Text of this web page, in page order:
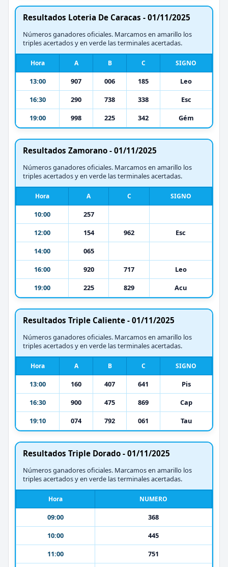
Resultados Loteria De Caracas - 01/11/2025
Números ganadores oficiales. Marcamos en amarillo los
triples acertados y en verde las terminales acertadas.
Hora A B C SIGNO
13:00 907 006 185
Leo
16:30
290 738 338
Esc
19:00
998 225 342 Gém
Resultados Zamorano - 01/11/2025
Números ganadores oficiales. Marcamos en amarillo los
triples acertados y en verde las terminales acertadas.
Hora A C SIGNO
10:00
257
12:00
154 962
Esc
14:00
065
16:00
920 717
Leo
19:00
225 829 Acu
Resultados Triple Caliente - 01/11/2025
Números ganadores oficiales. Marcamos en amarillo los
triples acertados y en verde las terminales acertadas.
Hora A B C SIGNO
13:00 160 407 641
Pis
16:30
900 475 869
Cap
19:10
074 792 061 Tau
Resultados Triple Dorado - 01/11/2025
Números ganadores oficiales. Marcamos en amarillo los
triples acertados y en verde las terminales acertadas.
Hora NUMERO
09:00
368
10:00
445
11:00
751